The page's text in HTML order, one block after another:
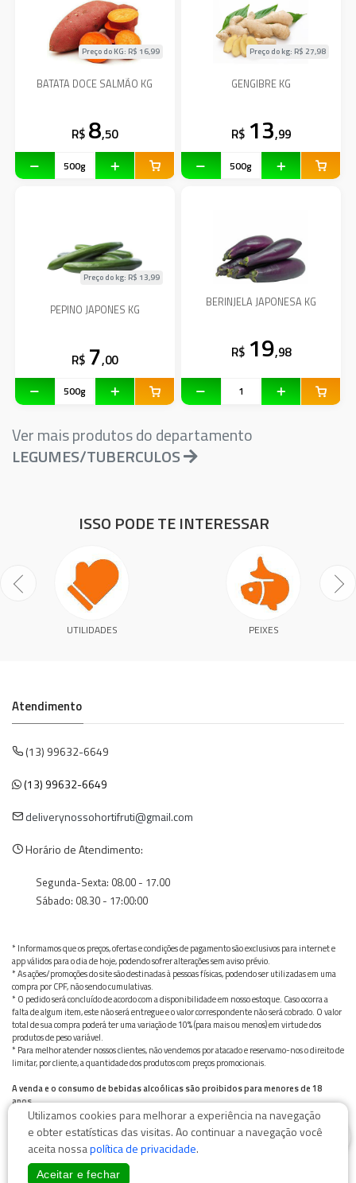
BATATA DOCE SALMÃO KG
Preço do KG: R$ 16,99
R$ 8,50
GENGIBRE KG
Preço do kg: R$ 27,98
R$ 13,99
PEPINO JAPONES KG
Preço do kg: R$ 13,99
R$ 7,00
BERINJELA JAPONESA KG
R$ 19,98
Ver mais produtos do departamento
LEGUMES/TUBERCULOS
ISSO PODE TE INTERESSAR
UTILIDADES PEIXES
Atendimento
(13) 99632-6649
(13) 99632-6649
deliverynossohortifruti@gmail.com
Horário de Atendimento:
Segunda-Sexta: 08.00 - 17.00
Sábado: 08.30 - 17:00:00
* Informamos que os preços, ofertas e condições de pagamento são exclusivos para internet e
app válidos para o dia de hoje, podendo sofrer alterações sem aviso prévio.
* As ações/promoções do site são destinadas à pessoas físicas, podendo ser utilizadas em uma
compra por CPF, não sendo cumulativas.
* O pedido será concluído de acordo com a disponibilidade em nosso estoque. Caso ocorra a
falta de algum item, este não será entregue e o valor correspondente não será cobrado. O valor
total de sua compra poderá ter uma variação de 10% (para mais ou menos) em virtude dos
produtos de peso variável.
* Para melhor atender nossos clientes, não vendemos por atacado e reservamo-nos o direito de
limitar, por cliente, a quantidade dos produtos com preços promocionais.
A venda e o consumo de bebidas alcoólicas são proibidos para menores de 18
anos.
Bebida alcoólica pode causar dependência química e, em excesso, provoca graves males à saúde.
Beba com moderação
Utilizamos cookies para melhorar a experiência na navegação
e obter estatísticas das visitas. Ao continuar a navegação você
aceita nossapolítica de privacidade.
Aceitar e fechar